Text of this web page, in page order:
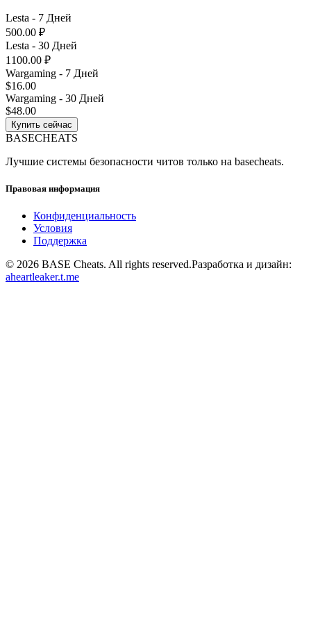
Lesta - 7 Дней
500.00 ₽
Lesta - 30 Дней
1100.00 ₽
Wargaming - 7 Дней
$16.00
Wargaming - 30 Дней
$48.00
Купить сейчас
BASECHEATS
Лучшие системы безопасности читов только на basecheats.
Правовая информация
Конфиденциальность
Условия
Поддержка
© 2026 BASE Cheats. All rights reserved.Разработка и дизайн:
aheartleaker.t.me